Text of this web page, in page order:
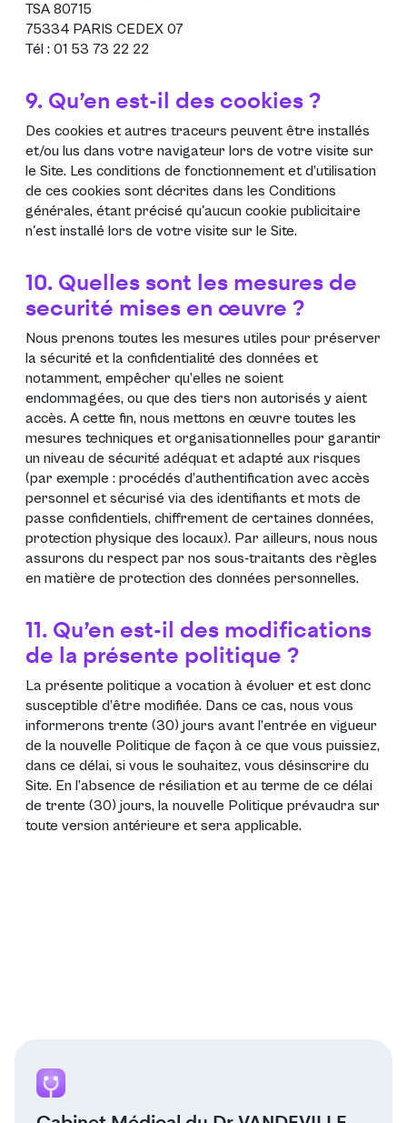
TSA 80715
75334 PARIS CEDEX 07
Tél : 01 53 73 22 22
9. Qu’en est-il des cookies ?
Des cookies et autres traceurs peuvent être installés
et/ou lus dans votre navigateur lors de votre visite sur
le Site. Les conditions de fonctionnement et d’utilisation
de ces cookies sont décrites dans les Conditions
générales, étant précisé qu'aucun cookie publicitaire
n'est installé lors de votre visite sur le Site.
10. Quelles sont les mesures de
securité mises en œuvre ?
Nous prenons toutes les mesures utiles pour préserver
la sécurité et la confidentialité des données et
notamment, empêcher qu’elles ne soient
endommagées, ou que des tiers non autorisés y aient
accès. A cette fin, nous mettons en œuvre toutes les
mesures techniques et organisationnelles pour garantir
un niveau de sécurité adéquat et adapté aux risques
(par exemple : procédés d’authentification avec accès
personnel et sécurisé via des identifiants et mots de
passe confidentiels, chiffrement de certaines données,
protection physique des locaux). Par ailleurs, nous nous
assurons du respect par nos sous-traitants des règles
en matière de protection des données personnelles.
11. Qu’en est-il des modifications
de la présente politique ?
La présente politique a vocation à évoluer et est donc
susceptible d’être modifiée. Dans ce cas, nous vous
informerons trente (30) jours avant l’entrée en vigueur
de la nouvelle Politique de façon à ce que vous puissiez,
dans ce délai, si vous le souhaitez, vous désinscrire du
Site. En l’absence de résiliation et au terme de ce délai
de trente (30) jours, la nouvelle Politique prévaudra sur
toute version antérieure et sera applicable.